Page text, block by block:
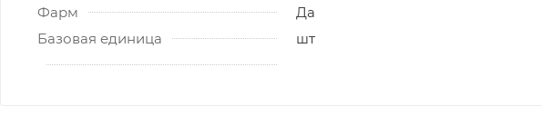
Фарм
Да
Базовая единица
шт